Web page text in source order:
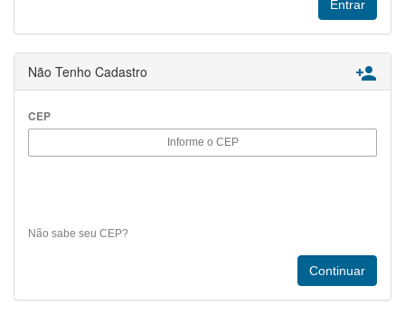
Não Tenho Cadastro 
CEP
Não sabe seu CEP?